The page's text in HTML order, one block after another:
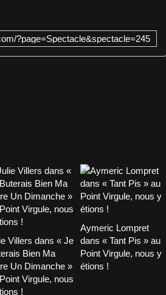
?page=Spectacle&spectacle=245
Villers dans « Je
Bien Ma
Un Dimanche »
Virgule, nous
!
Aymeric Lompret
dans « Tant Pis » au
Point Virgule, nous y
étions !